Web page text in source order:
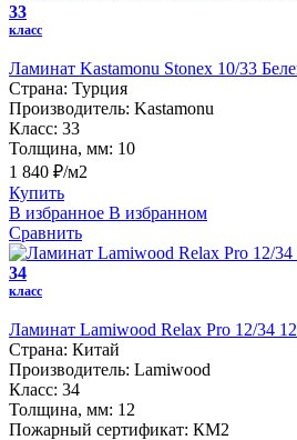
33
класс
Ламинат Kastamonu Stonex 10/33
Страна: Турция
Производитель: Kastamonu
Класс: 33
Толщина, мм: 10
1 840 ₽/м2
Купить
В избранное В избранном
Сравнить
34
класс
Ламинат Lamiwood Relax Pro 12/34
Страна: Китай
Производитель: Lamiwood
Класс: 34
Толщина, мм: 12
Пожарный сертификат: КМ2